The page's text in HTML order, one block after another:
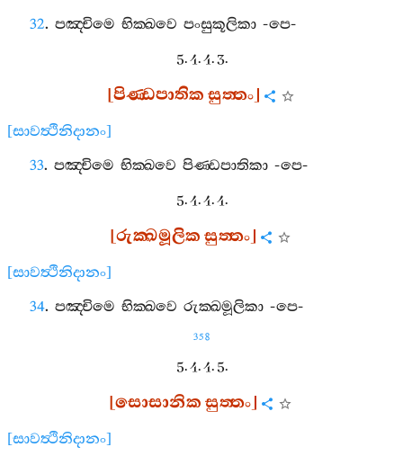
32. පඤ‍්චිමෙ භික‍්ඛවෙ පංසුකූලිකා-පෙ-
5. 4. 4. 3.
[පිණ‍්ඩපාතිකසුත‍්තං]
[සාවත්‍ථිනිදානං]
33. පඤ‍්චිමෙ භික‍්ඛවෙ පිණ‍්ඩපාතිකා-පෙ-
5. 4. 4. 4.
[රුක‍්ඛමූලිකසුත‍්තං]
[සාවත්‍ථිනිදානං]
34. පඤ‍්චිමෙ භික‍්ඛවෙ රුක‍්ඛමූලිකා-පෙ-
358
5. 4. 4. 5.
[සොසානිකසුත‍්තං]
[සාවත්‍ථිනිදානං]